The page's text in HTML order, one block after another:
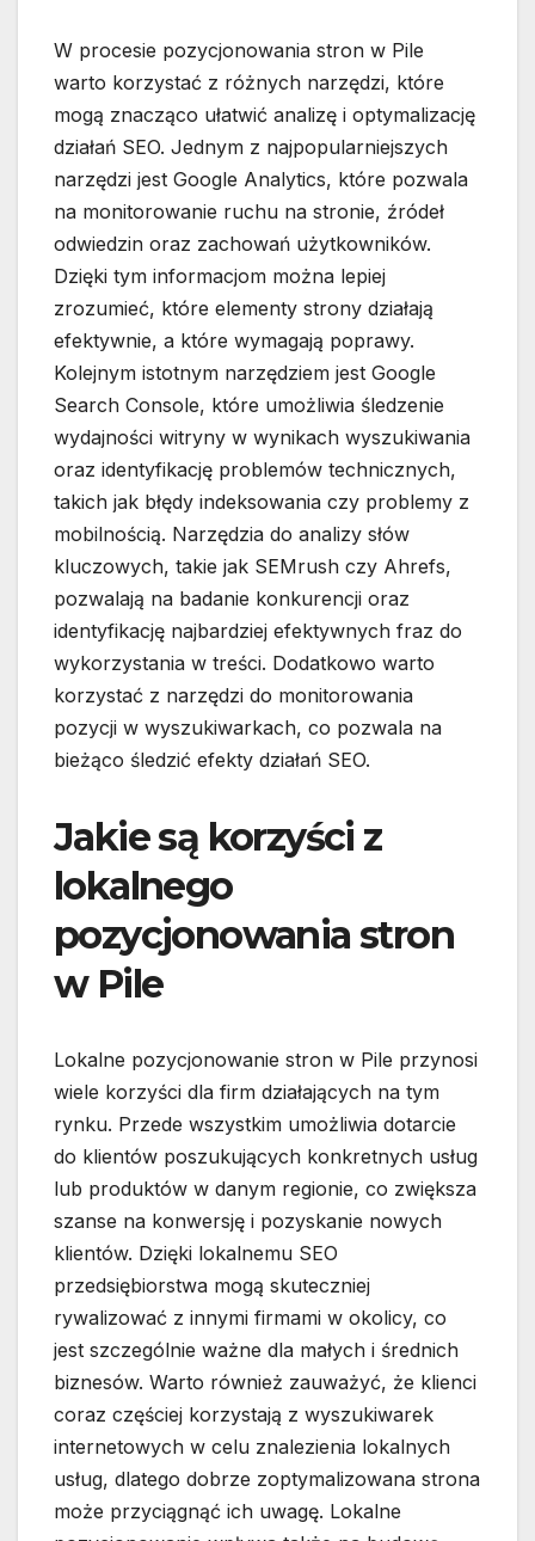
W procesie pozycjonowania stron w Pile
warto korzystać z różnych narzędzi, które
mogą znacząco ułatwić analizę i optymalizację
działań SEO. Jednym z najpopularniejszych
narzędzi jest Google Analytics, które pozwala
na monitorowanie ruchu na stronie, źródeł
odwiedzin oraz zachowań użytkowników.
Dzięki tym informacjom można lepiej
zrozumieć, które elementy strony działają
efektywnie, a które wymagają poprawy.
Kolejnym istotnym narzędziem jest Google
Search Console, które umożliwia śledzenie
wydajności witryny w wynikach wyszukiwania
oraz identyfikację problemów technicznych,
takich jak błędy indeksowania czy problemy z
mobilnością. Narzędzia do analizy słów
kluczowych, takie jak SEMrush czy Ahrefs,
pozwalają na badanie konkurencji oraz
identyfikację najbardziej efektywnych fraz do
wykorzystania w treści. Dodatkowo warto
korzystać z narzędzi do monitorowania
pozycji w wyszukiwarkach, co pozwala na
bieżąco śledzić efekty działań SEO.
Jakie są korzyści z
lokalnego
pozycjonowania stron
w Pile
Lokalne pozycjonowanie stron w Pile przynosi
wiele korzyści dla firm działających na tym
rynku. Przede wszystkim umożliwia dotarcie
do klientów poszukujących konkretnych usług
lub produktów w danym regionie, co zwiększa
szanse na konwersję i pozyskanie nowych
klientów. Dzięki lokalnemu SEO
przedsiębiorstwa mogą skuteczniej
rywalizować z innymi firmami w okolicy, co
jest szczególnie ważne dla małych i średnich
biznesów. Warto również zauważyć, że klienci
coraz częściej korzystają z wyszukiwarek
internetowych w celu znalezienia lokalnych
usług, dlatego dobrze zoptymalizowana strona
może przyciągnąć ich uwagę. Lokalne